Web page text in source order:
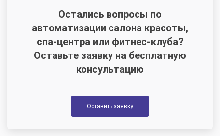
Остались вопросы по
автоматизации салона красоты,
спа-центра или фитнес-клуба?
Оставьте заявку на бесплатную
консультацию
Оставить заявку